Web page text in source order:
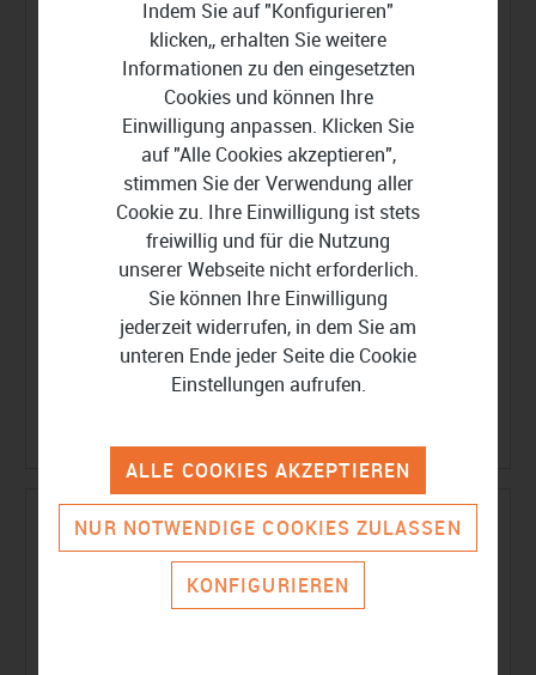
Aiseesoft 3D Converter PC
-32%
Indem Sie auf "Konfigurieren"
klicken,, erhalten Sie weitere
Informationen zu den eingesetzten
Cookies und können Ihre
Einwilligung anpassen. Klicken Sie
auf "Alle Cookies akzeptieren",
stimmen Sie der Verwendung aller
Cookie zu. Ihre Einwilligung ist stets
freiwillig und für die Nutzung
unserer Webseite nicht erforderlich.
Sie können Ihre Einwilligung
jederzeit widerrufen, in dem Sie am
unteren Ende jeder Seite die Cookie
Einstellungen aufrufen.
NUR NOTWENDIGE COOKIES ZULASSEN
KONFIGURIEREN
ALLE COOKIES AKZEPTIEREN